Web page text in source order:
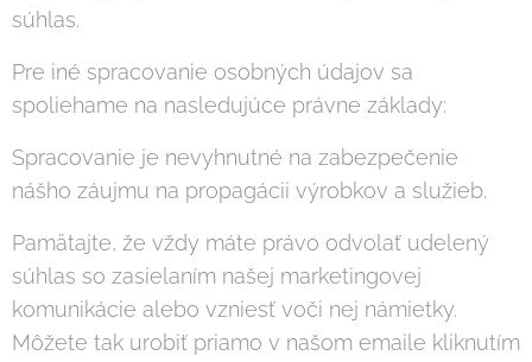
súhlas.
Pre iné spracovanie osobných údajov sa
spoliehame na nasledujúce právne základy:
Spracovanie je nevyhnutné na zabezpečenie
nášho záujmu na propagácii výrobkov a služieb.
Pamätajte, že vždy máte právo odvolať udelený
súhlas so zasielaním našej marketingovej
komunikácie alebo vzniesť voči nej námietky.
Môžete tak urobiť priamo v našom emaile kliknutím